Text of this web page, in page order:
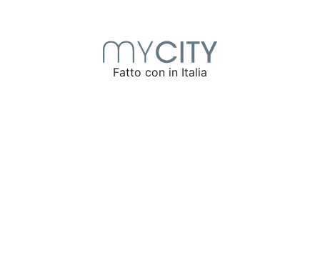
Fatto con in Italia